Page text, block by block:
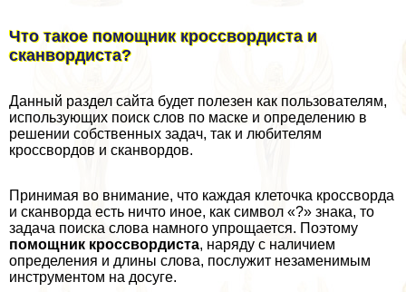
Что такое помощник кроссвордиста и
сканвордиста?
Данный раздел сайта будет полезен как пользователям,
использующих поиск слов по маске и определению в
решении собственных задач, так и любителям
кроссвордов и сканвордов.
Принимая во внимание, что каждая клеточка кроссворда
и сканворда есть ничто иное, как символ «?» знака, то
задача поиска слова намного упрощается. Поэтому
помощник кроссвордиста, наряду с наличием
определения и длины слова, послужит незаменимым
инструментом на досуге.